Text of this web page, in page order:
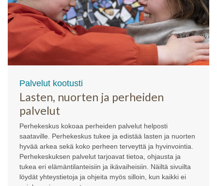
Palvelut kootusti
Lasten, nuorten ja perheiden
palvelut
Perhekeskus kokoaa perheiden palvelut helposti
saataville. Perhekeskus tukee ja edistää lasten ja nuorten
hyvää arkea sekä koko perheen terveyttä ja hyvinvointia.
Perhekeskuksen palvelut tarjoavat tietoa, ohjausta ja
tukea eri elämäntilanteisiin ja ikävaiheisiin. Näiltä sivuilta
löydät yhteystietoja ja ohjeita myös silloin, kun kaikki ei